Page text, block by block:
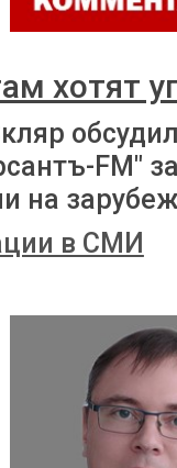
хотят
FM"
на
в СМИ